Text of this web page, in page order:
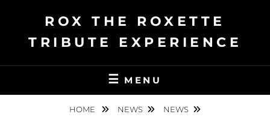
ROX THE ROXETTE
TRIBUTE EXPERIENCE
MENU
HOME NEWS NEWS